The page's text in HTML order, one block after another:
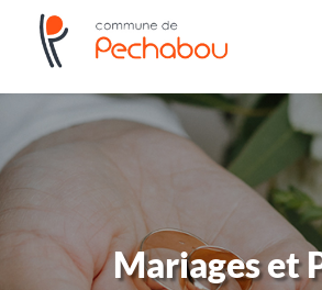
Mariages et